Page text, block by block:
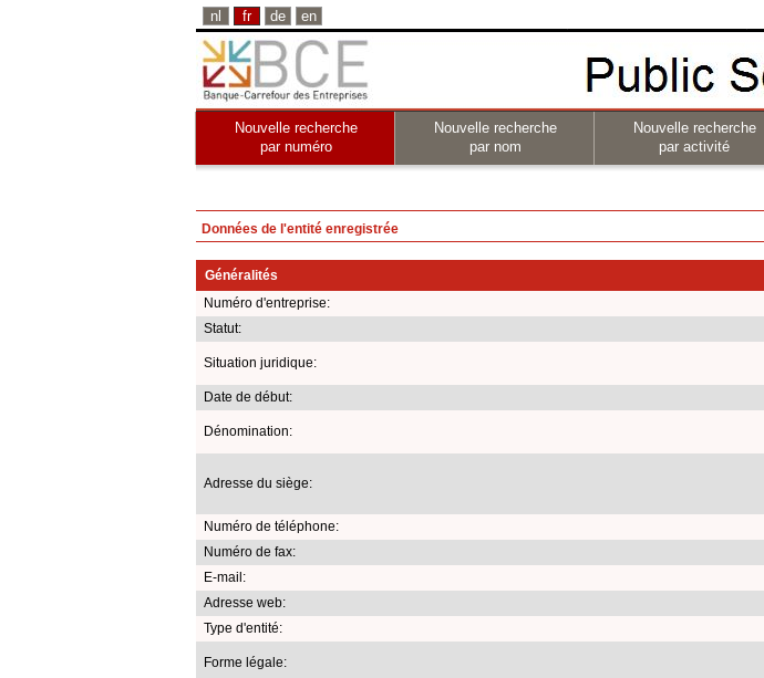
nl fr de en
Nouvelle recherche
par numéro
Nouvelle recherche
par nom
Nouvelle recherche
par activité
Données de l'entité enregistrée
Généralités
Numéro d'entreprise:
Statut:
Situation juridique:
Date de début:
Dénomination:
Adresse du siège:
Numéro de téléphone:
Numéro de fax:
E-mail:
Adresse web:
Type d'entité:
Forme légale: